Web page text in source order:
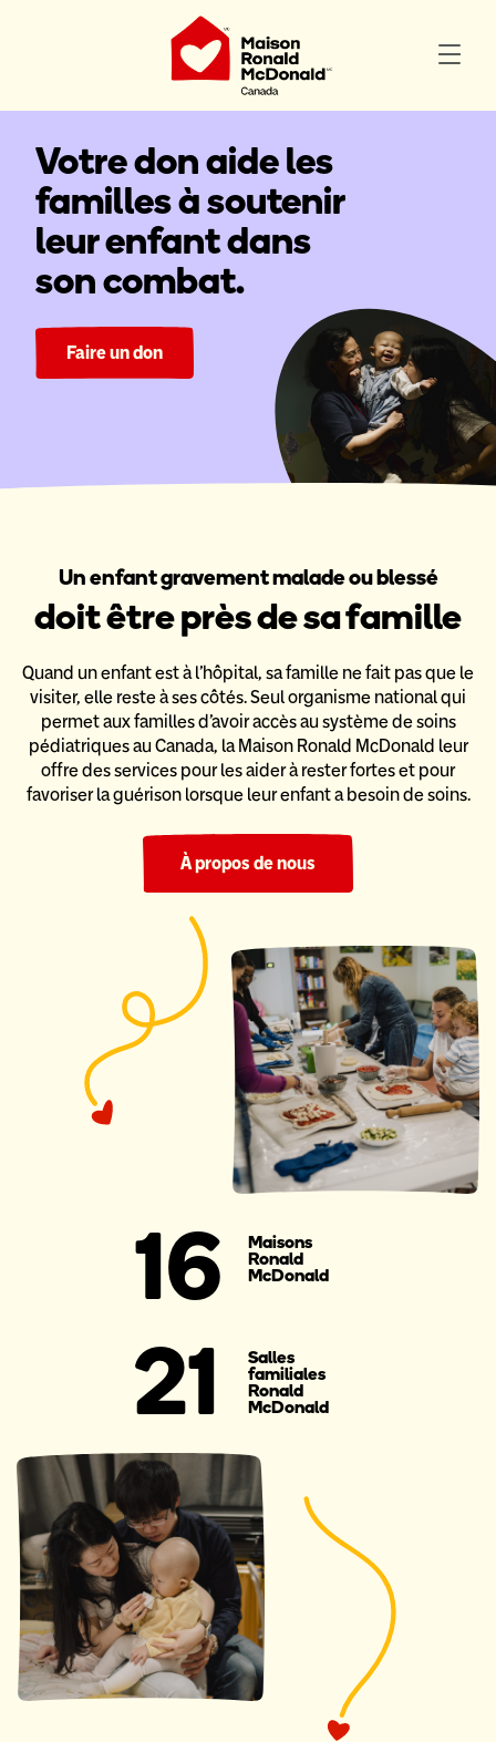
Votre don aide les
familles à soutenir
leur enfant dans
son combat.
Faire un don
Un enfant gravement malade ou blessé
doit être près de sa famille
Quand un enfant est à l’hôpital, sa famille ne fait pas que le
visiter, elle reste à ses côtés. Seul organisme national qui
permet aux famillesd’avoir accès au système de soins
pédiatriques au Canada, la Maison Ronald McDonald leur
offre des services pour les aiderà rester fortes et pour
favoriser la guérison lorsque leur enfant abesoin de soins.
À propos de nous
16 Maisons
Ronald
McDonald
21 Salles
familiales
Ronald
McDonald